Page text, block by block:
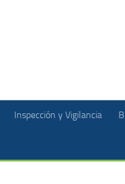
Inspección y Vigilancia